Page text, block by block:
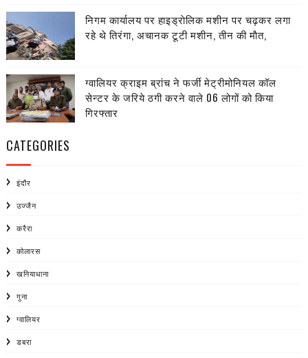
निगम कार्यालय पर हाइड्राेलिक मशीन पर चढ़कर लगा
रहे थे तिरंगा, अचानक टूटी मशीन, तीन की माैत,
ग्वालियर क्राइम ब्रांच ने फर्जी मेट्रीमोनियल कॉल
सेन्टर के जरिये ठगी करने वाले 06 लोगों को किया
गिरफ्तार
CATEGORIES
इंदौर
उज्जैन
करैरा
कोलारस
खनियाधाना
गुना
ग्वालियर
डबरा